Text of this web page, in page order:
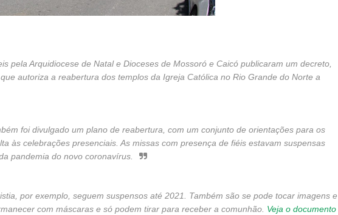
pela Arquidiocese de Natal e Dioceses de Mossoró e Caicó publicaram um decreto,
autoriza a reabertura dos templos da Igreja Católica no Rio Grande do Norte a
foi divulgado um plano de reabertura, com um conjunto de orientações para os
às celebrações presenciais. As missas com presença de fiéis estavam suspensas
pandemia do novo coronavírus.
por exemplo, seguem suspensos até 2021. Também são se pode tocar imagens e
com máscaras e só podem tirar para receber a comunhão. Veja o documento